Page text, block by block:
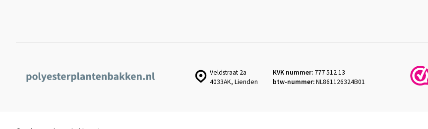
Veldstraat 2a
4033AK, Lienden
KVK nummer: 777 512 13
btw-nummer:NL861126324B01